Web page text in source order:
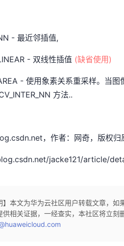
- 最近邻插值,
- 双线性插值 (缺省使用)
- 使用象素关系重采样。当
方法..
，作者：网奇，版权归
jacke121/article/
】本文为华为云社区用户转载文章，
供相关证据，一经查实，本社区将立刻